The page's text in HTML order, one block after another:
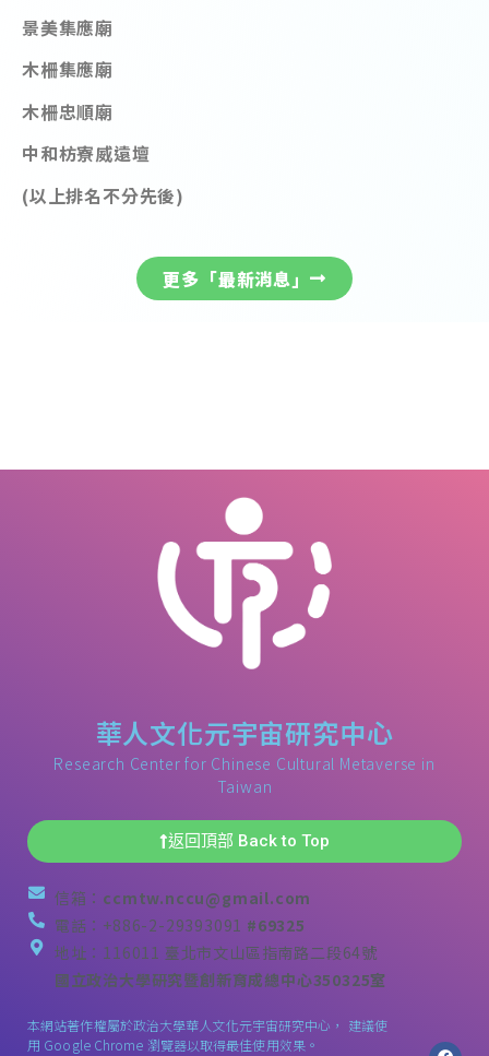
景美集應廟
木柵集應廟
木柵忠順廟
中和枋寮威遠壇
(以上排名不分先後)
更多「最新消息」
華人文化元宇宙研究中心
Research Center for Chinese Cultural Metaverse in
Taiwan
返回頂部 Back to Top
信箱： ccmtw.nccu@gmail.com
電話：+886-2-29393091 #69325
地址：116011 臺北市文山區指南路二段64號
國立政治大學研究暨創新育成總中心350325室
本網站著作權屬於政治大學華人文化元宇宙研究中心， 建議使
用 Google Chrome 瀏覽器以取得最佳使用效果。